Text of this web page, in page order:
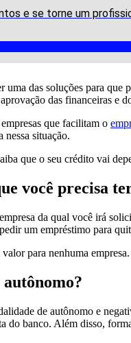
e se torne um
uma das soluções para
das financeiras e
que facilitam o
nessa situação.
que o seu crédito vai
você precisa
da qual você irá
um empréstimo para
para nenhuma
autônomo?
de autônomo e
do banco. Além disso,